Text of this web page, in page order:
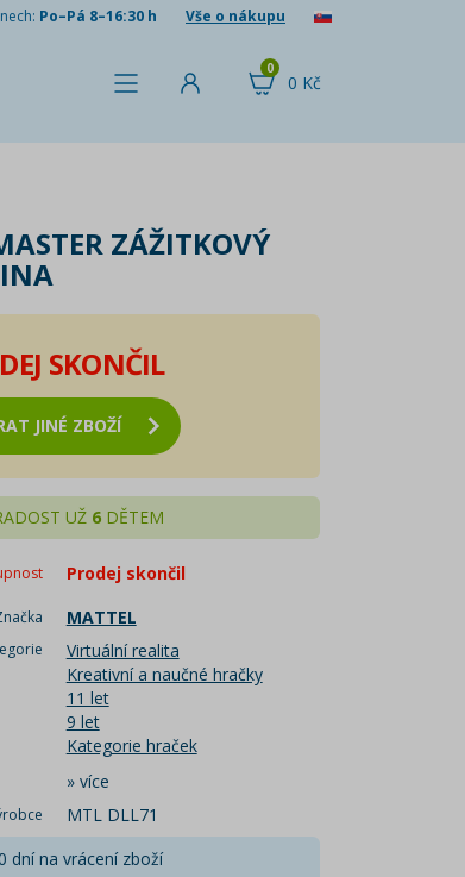
Po–Pá 8–16:30 h Vše o nákupu
0 Kč
0
ZÁŽITKOVÝ
SKONČIL
JINÉ ZBOŽÍ
UŽ 6DĚTEM
Prodej skončil
MATTEL
Virtuální realita
Kreativní a naučné hračky
11 let
9 let
Kategorie hraček
» více
MTL DLL71
dní na vrácení zboží